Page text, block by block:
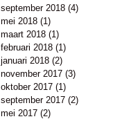
september 2018 (4)
mei 2018 (1)
maart 2018 (1)
februari 2018 (1)
januari 2018 (2)
november 2017 (3)
oktober 2017 (1)
september 2017 (2)
mei 2017 (2)